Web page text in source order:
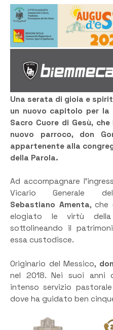
Una serata di gioia e
un nuovo capitolo per la
Sacro Cuore di Gesù,
nuovo parroco, don
appartenente alla
della Parola.
Ad accompagnare
Vicario Generale
Sebastiano Amenta, che
elogiato le virtù della
sottolineando il
essa custodisce.
Originario del Messico,
nel 2018. Nei suoi anni
intenso servizio pastorale
dove ha guidato ben